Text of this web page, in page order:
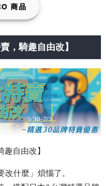
商品
，騎趣自由改】
趣自由改】
改什麼」煩惱了。